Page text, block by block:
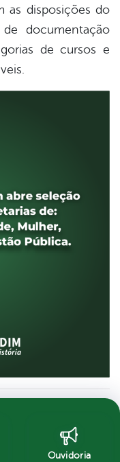
as disposições do
documentação
de cursos e
Ouvidoria